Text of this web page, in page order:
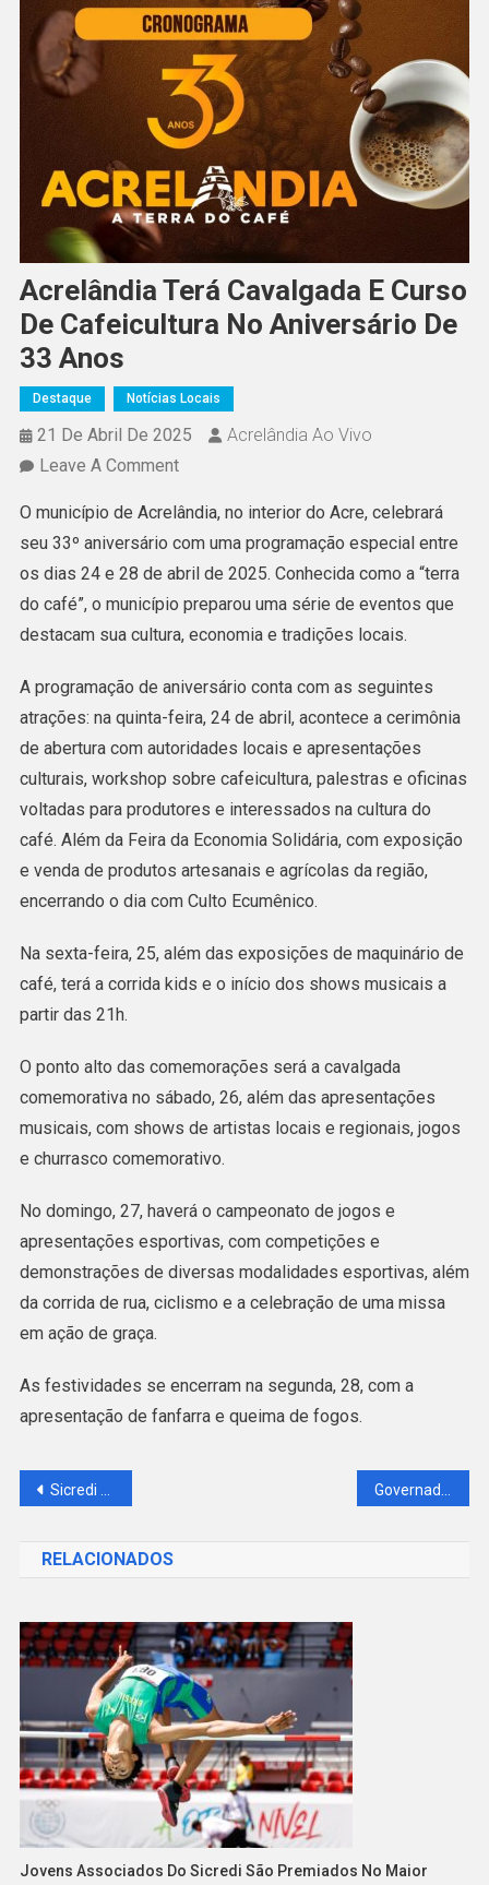
Acrelândia Terá Cavalgada E Curso
De Cafeicultura No Aniversário De
33 Anos
Destaque Notícias Locais
21 De Abril De 2025
Acrelândia Ao Vivo
Leave A CommentOn
Cavalgada
Curso
De
Cafeicultura
No
Aniversário
De
33
Anos
O município de Acrelândia, no interior do Acre, celebrará
seu 33º aniversário com uma programação especial entre
os dias 24 e 28 de abril de 2025. Conhecida como a “terra
do café”, o município preparou uma série de eventos que
destacam sua cultura, economia e tradições locais.
A programação de aniversário conta com as seguintes
atrações: na quinta-feira, 24 de abril, acontece a cerimônia
de abertura com autoridades locais e apresentações
culturais, workshop sobre cafeicultura, palestras e oficinas
voltadas para produtores e interessados na cultura do
café. Além da Feira da Economia Solidária, com exposição
e venda de produtos artesanais e agrícolas da região,
encerrando o dia com Culto Ecumênico.
Na sexta-feira, 25, além das exposições de maquinário de
café, terá a corrida kids e o início dos shows musicais a
partir das 21h.
O ponto alto das comemorações será a cavalgada
comemorativa no sábado, 26, além das apresentações
musicais, com shows de artistas locais e regionais, jogos
e churrasco comemorativo.
No domingo, 27, haverá o campeonato de jogos e
apresentações esportivas, com competições e
demonstrações de diversas modalidades esportivas, além
da corrida de rua, ciclismo e a celebração de uma missa
em ação de graça.
As festividades se encerram na segunda, 28, com a
apresentação de fanfarra e queima de fogos.
Navegação
Post
Sicredi movimenta mais de 34 milhões durante a Operação “Fecha no Sicredi” Governador recebe prefeito de Acrelândia e garante apoio à festividade de 33 anos da cidade
RELACIONADOS
Jovens Associados Do Sicredi São Premiados No Maior